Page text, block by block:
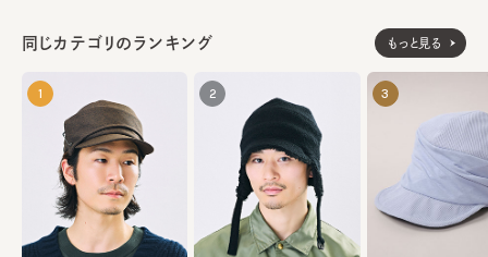
中綿：ポリエステル100%
頭部分：ポリエステル35% ウール32% アクリル3
2% ナイロン1%
部分：ポリエステル91% ポリウレタン9%
中綿：ポリエステル100%
裏地：綿100%
生産国 made in JAPAN
同じカテゴリのランキング もっと見る
1 2 3